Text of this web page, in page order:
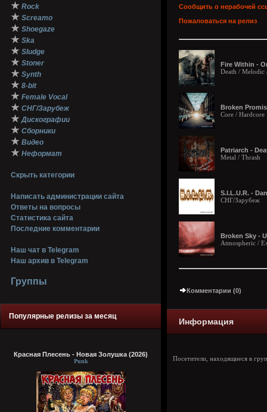
★ Rock
★ Screamo
★ Shoegaze
★ Ska
★ Sludge
★ Stoner
★ Synth
★ 8-bit
★ Female Vocal
★ СНГ/Зарубеж
★ Дискографии
★ Сборники
★ Видео
★ Неформат
Скрыть категории
Написать администрации сайта
Ответы на вопросы
Статистика сайта
Последние комментарии
Наш чат в Telegram
Наш архив в Telegram
Группы
Популярные релизы за месяц
Красная Плесень - Новая Золушка (2026)
Punk
Сообщить о нерабочей
Пожаловаться на релиз
Fire Within -
Death /
Broken
Core / Hardcore
Patriarch -
Metal / Thrash
S.I.L.U.R. -
СНГ/Зарубеж
Broken Sky -
Atmospheric /
Комментарии (0)
Информация
Посетители, находящиеся в